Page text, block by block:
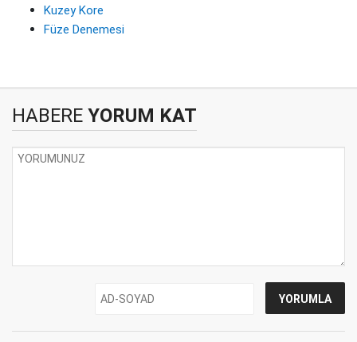
Kuzey Kore
Füze Denemesi
HABERE YORUM KAT